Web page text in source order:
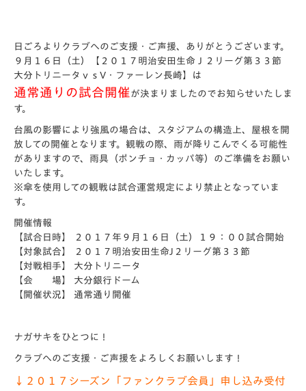
日ごろよりクラブへのご支援・ご声援、ありがとうございます。
９月１６日（土）【２０１７明治安田生命Ｊ２リーグ第３３節
大分トリニータｖｓV・ファーレン長崎】は
通常通りの試合開催が決まりましたのでお知らせいたしま
す。
台風の影響により強風の場合は、スタジアムの構造上、屋根を開
放しての開催となります。観戦の際、雨が降りこんでくる可能性
がありますので、雨具（ポンチョ・カッパ等）のご準備をお願い
いたします。
※傘を使用しての観戦は試合運営規定により禁止となっていま
す。
開催情報
【試合日時】 ２０１７年９月１６日（土）１９：００試合開始
【対象試合】 ２０１７明治安田生命J２リーグ第３３節
【対戦相手】 大分トリニータ
【会 場】 大分銀行ドーム
【開催状況】 通常通り開催
ナガサキをひとつに！
クラブへのご支援・ご声援をよろしくお願いします！
↓２０１７シーズン「ファンクラブ会員」申し込み受付